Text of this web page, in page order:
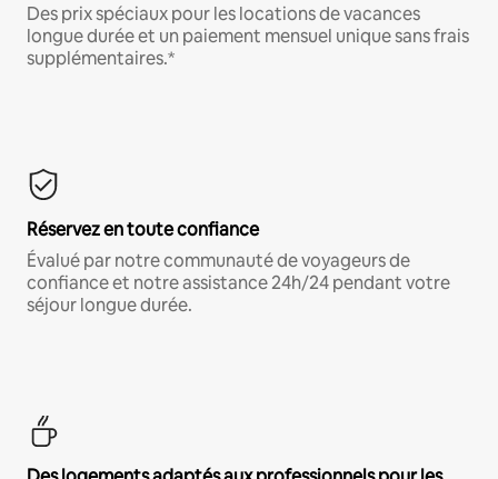
Des prix spéciaux pour les locations de vacances
longue durée et un paiement mensuel unique sans frais
supplémentaires.*
Réservez en toute confiance
Évalué par notre communauté de voyageurs de
confiance et notre assistance 24h/24 pendant votre
séjour longue durée.